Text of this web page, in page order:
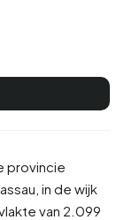
provincie
, in de wijk
van 2.099